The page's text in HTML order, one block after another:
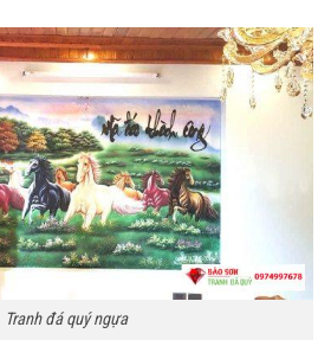
Tranh đá quý ngựa